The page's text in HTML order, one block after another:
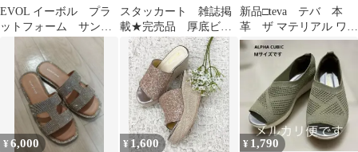
EVOL イーボル プラ
ットフォーム サンダ
ル シルバー Mサイ
ズ 厚底
スタッカート 雑誌掲
載★完売品 厚底ビジ
ューサンダル キラキ
ラバックル ホワイト
新品□teva テバ 本
革 ザ マテリアル ワー
ルド 1010322 22cm
¥6,000 ¥1,600 ¥ 1,790